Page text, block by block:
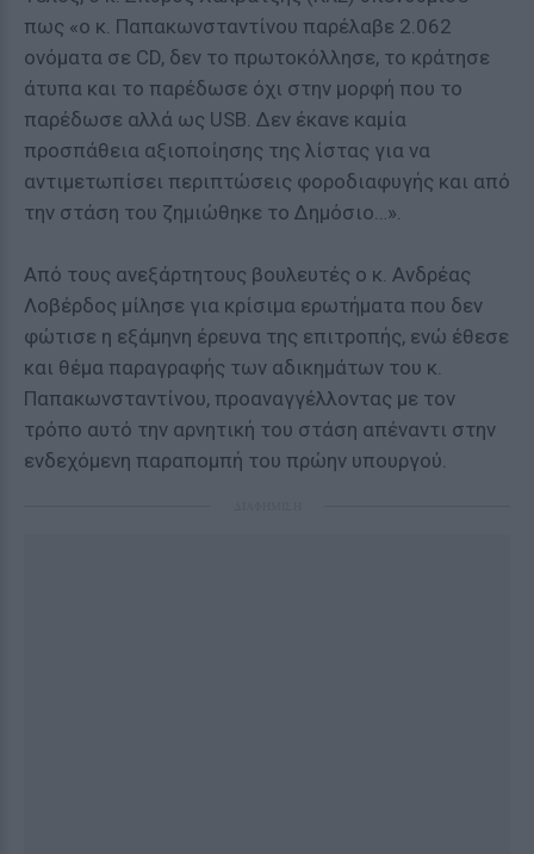
πως «ο κ. Παπακωνσταντίνου παρέλαβε 2.062
ονόματα σε CD, δεν το πρωτοκόλλησε, το κράτησε
άτυπα και το παρέδωσε όχι στην μορφή που το
παρέδωσε αλλά ως USB. Δεν έκανε καμία
προσπάθεια αξιοποίησης της λίστας για να
αντιμετωπίσει περιπτώσεις φοροδιαφυγής και από
την στάση του ζημιώθηκε το Δημόσιο…».
Από τους ανεξάρτητους βουλευτές ο κ. Ανδρέας
Λοβέρδος μίλησε για κρίσιμα ερωτήματα που δεν
φώτισε η εξάμηνη έρευνα της επιτροπής, ενώ έθεσε
και θέμα παραγραφής των αδικημάτων του κ.
Παπακωνσταντίνου, προαναγγέλλοντας με τον
τρόπο αυτό την αρνητική του στάση απέναντι στην
ενδεχόμενη παραπομπή του πρώην υπουργού.